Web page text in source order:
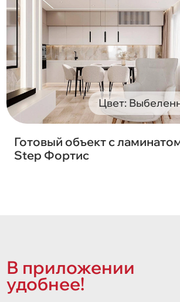
Цвет:
Готовый объект с
Step Фортис
В приложении
удобнее!